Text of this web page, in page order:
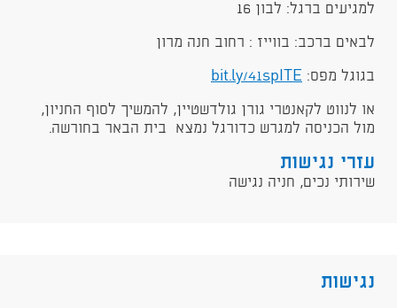
למגיעים ברגל: לבון 16
לבאים ברכב: בווייז : רחוב חנה מרון
בגוגל מפס: bit.ly/41spITE
או לנווט לקאנטרי גורן גולדשטיין, להמשיך לסוף החניון,
מול הכניסה למגרש כדורגל נמצא בית הבאר בחורשה.​
עזרי נגישות
שירותי נכים, חניה נגישה
נגישות